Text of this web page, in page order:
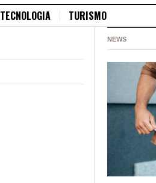
TECNOLOGIA TURISMO
NEWS